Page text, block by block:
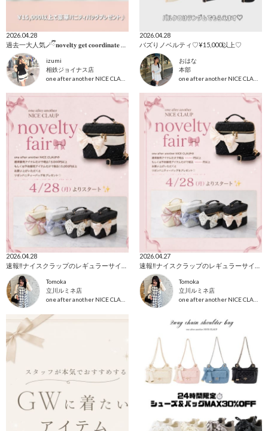
2026.04.28
izumi
相鉄ジョイナス店
one after another NICE CLAUP
2026.04.28
バズりノベルティ♡¥15,000以上♡
おはな
本部
2026.04.28
Tomoka
立川ルミネ店
one after another NICE CLAUP
2026.04.27
Tomoka
立川ルミネ店